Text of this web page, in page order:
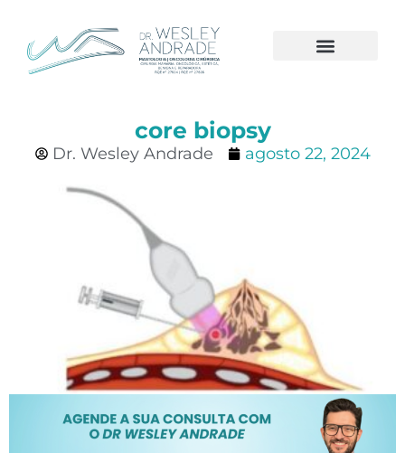
core biopsy
Dr. Wesley Andrade agosto 22, 2024